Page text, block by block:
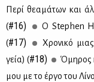
Πε­ρί θε­α­μά­των και
(#16)
Ο Stephen
(#17)
Χρο­νι­κό
γεία) (#18) Όμη­ρος
μου με το έρ­γο του